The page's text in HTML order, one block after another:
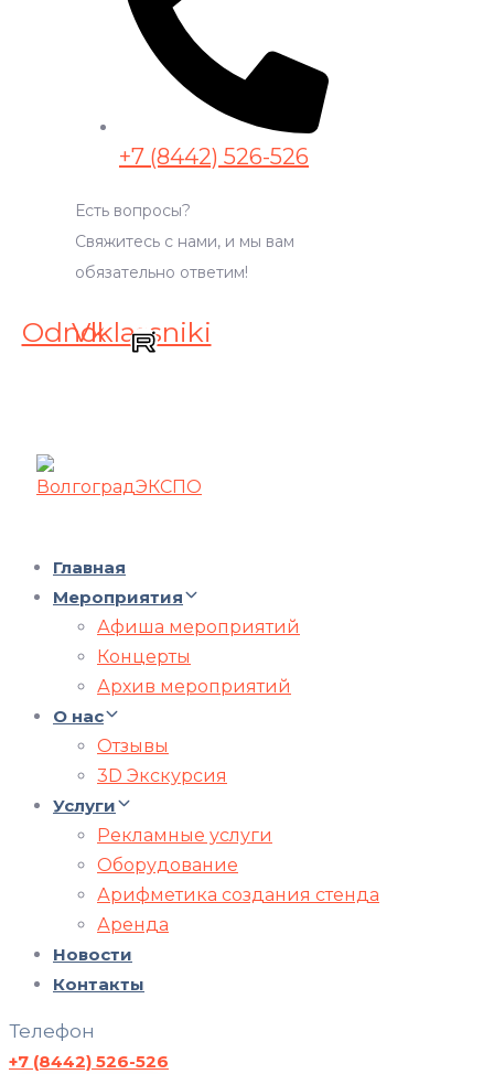
+7 (8442) 526-526
Есть вопросы?
Свяжитесь с нами, и мы вам
обязательно ответим!
Vk
Odnoklassniki
Главная
Мероприятия
Афиша мероприятий
Концерты
Архив мероприятий
О нас
Отзывы
3D Экскурсия
Услуги
Рекламные услуги
Оборудование
Арифметика создания стенда
Аренда
Новости
Контакты
Телефон
+7 (8442) 526-526